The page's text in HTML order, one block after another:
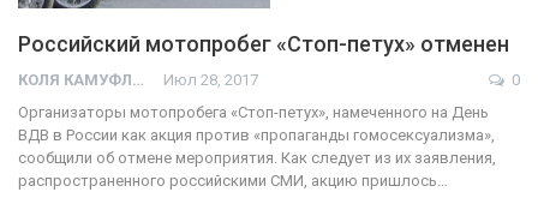
Российский мотопробег «Стоп-петух» отменен
КОЛЯ КАМУФЛЯЖ Июл 28, 2017
0
Организаторы мотопробега «Стоп-петух», намеченного на День
ВДВ в России как акция против «пропаганды гомосексуализма»,
сообщили об отмене мероприятия. Как следует из их заявления,
распространенного российскими СМИ, акцию пришлось…